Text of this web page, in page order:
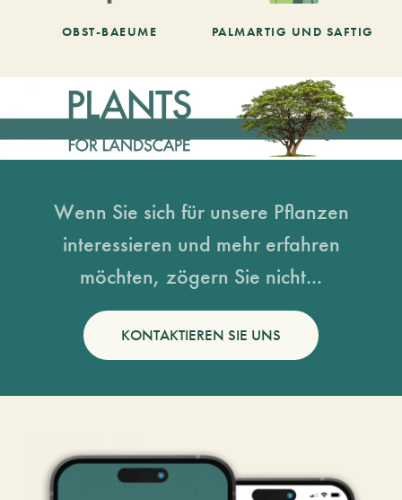
OBST-BAEUME PALMARTIG UND SAFTIG
Wenn Sie sich für unsere Pflanzen
interessieren und mehr erfahren
möchten, zögern Sie nicht...
KONTAKTIEREN SIE UNS